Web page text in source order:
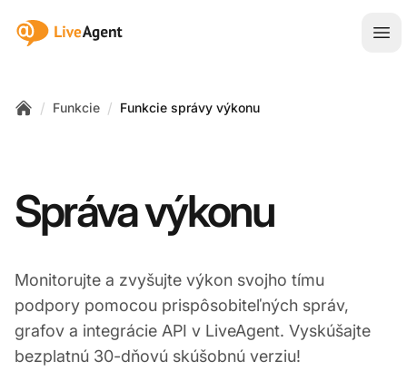
:site.title
/ Funkcie / Funkcie správy výkonu
Správa výkonu
Monitorujte a zvyšujte výkon svojho tímu
podpory pomocou prispôsobiteľných správ,
grafov a integrácie API v LiveAgent. Vyskúšajte
bezplatnú 30-dňovú skúšobnú verziu!